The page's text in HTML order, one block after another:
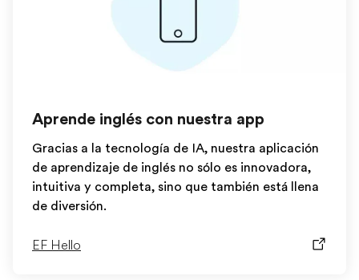
Aprende inglés con nuestra app
Gracias a la tecnología de IA, nuestra aplicación
de aprendizaje de inglés no sólo es innovadora,
intuitiva y completa, sino que también está llena
de diversión.
EF Hello